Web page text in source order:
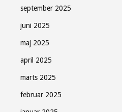
september 2025
juni 2025
maj 2025
april 2025
marts 2025
februar 2025